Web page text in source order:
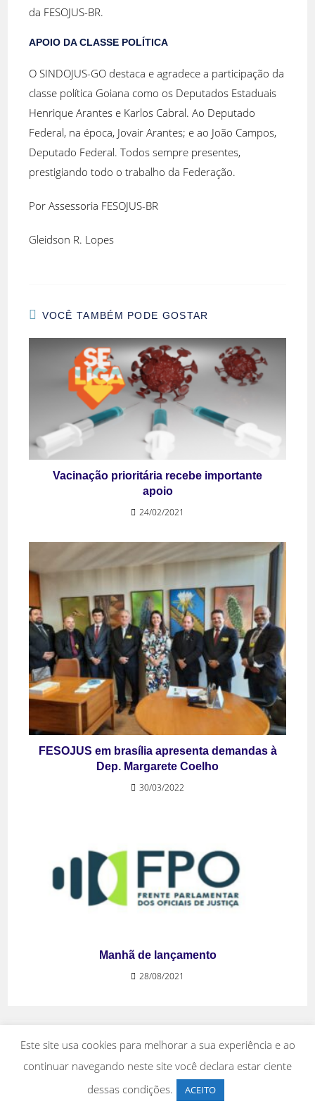
da FESOJUS-BR.
APOIO DA CLASSE POLÍTICA
O SINDOJUS-GO destaca e agradece a participação da
classe política Goiana como os Deputados Estaduais
Henrique Arantes e Karlos Cabral. Ao Deputado
Federal, na época, Jovair Arantes; e ao João Campos,
Deputado Federal. Todos sempre presentes,
prestigiando todo o trabalho da Federação.
Por Assessoria FESOJUS-BR
Gleidson R. Lopes
VOCÊ TAMBÉM PODE GOSTAR
Vacinação prioritária recebe importante
apoio
24/02/2021
FESOJUS em brasília apresenta demandas à
Dep. Margarete Coelho
30/03/2022
Manhã de lançamento
28/08/2021
Copyright 2026 - Fesojus
Este site usa cookies para melhorar a sua experiência e ao
continuar navegando neste site você declara estar ciente
dessas condições.
ACEITO